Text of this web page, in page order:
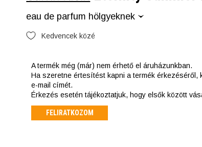
eau de parfum hölgyeknek
Kedvencek közé
A termék még (már) nem érhető el áruházunkban.
Ha szeretne értesítést kapni a termék érkezéséről,
e-mail címét.
Érkezés esetén tájékoztatjuk, hogy elsők között
FELIRATKOZOM